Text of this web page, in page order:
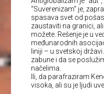
“Suverenizam” je,
spasava svet od
zaustaviti na granici,
možete. Rešenje je u
međunarodnih
liniji – u svetskoj
zabune i da se
načelima.
Ili, da parafraziram
visoka, ali su je ljudi